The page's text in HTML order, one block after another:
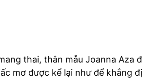
thai, thân mẫu Joanna Aza
mơ được kể lại như để khẳng